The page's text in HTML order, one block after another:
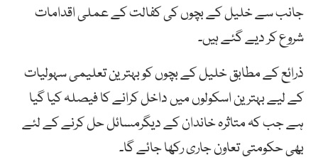
جانب سے خلیل کے بچوں کی کفالت کے عملی اقدامات
شروع کر دیے گئے ہیں۔
ذرائع کے مطابق خلیل کے بچوں کو بہترین تعلیمی سہولیات
کے لیے بہترین اسکولوں میں داخل کرانے کا فیصلہ کیا گیا
ہے جب کہ متاثرہ خاندان کے دیگرمسائل حل کرنے کے لئے
بھی حکومتی تعاون جاری رکھا جائے گا۔